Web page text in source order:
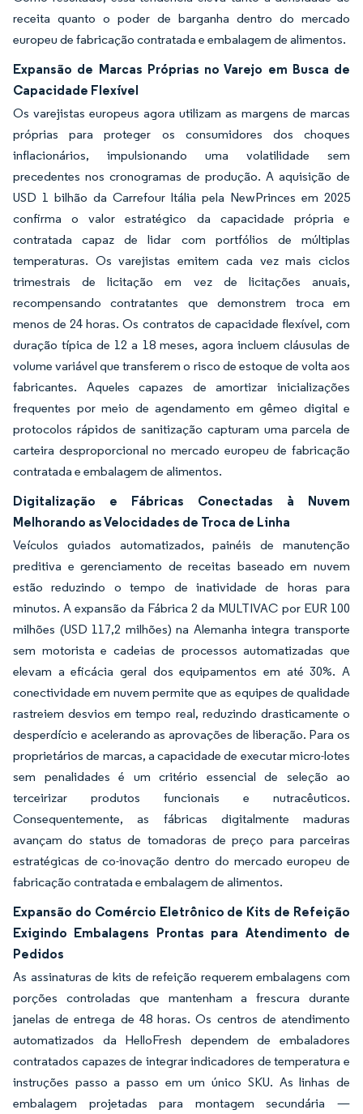
receita quanto o poder de barganha dentro do mercado
europeu de fabricação contratada e embalagem de alimentos.
Expansão de Marcas Próprias no Varejo em Busca de
Capacidade Flexível
Os varejistas europeus agora utilizam as margens de marcas
próprias para proteger os consumidores dos choques
inflacionários, impulsionando uma volatilidade sem
precedentes nos cronogramas de produção. A aquisição de
USD 1 bilhão da Carrefour Itália pela NewPrinces em 2025
confirma o valor estratégico da capacidade própria e
contratada capaz de lidar com portfólios de múltiplas
temperaturas. Os varejistas emitem cada vez mais ciclos
trimestrais de licitação em vez de licitações anuais,
recompensando contratantes que demonstrem troca em
menos de 24 horas. Os contratos de capacidade flexível, com
duração típica de 12 a 18 meses, agora incluem cláusulas de
volume variável que transferem o risco de estoque de volta aos
fabricantes. Aqueles capazes de amortizar inicializações
frequentes por meio de agendamento em gêmeo digital e
protocolos rápidos de sanitização capturam uma parcela de
carteira desproporcional no mercado europeu de fabricação
contratada e embalagem de alimentos.
Digitalização e Fábricas Conectadas à Nuvem
Melhorando as Velocidades de Troca de Linha
Veículos guiados automatizados, painéis de manutenção
preditiva e gerenciamento de receitas baseado em nuvem
estão reduzindo o tempo de inatividade de horas para
minutos. A expansão da Fábrica 2 da MULTIVAC por EUR 100
milhões (USD 117,2 milhões) na Alemanha integra transporte
sem motorista e cadeias de processos automatizadas que
elevam a eficácia geral dos equipamentos em até 30%. A
conectividade em nuvem permite que as equipes de qualidade
rastreiem desvios em tempo real, reduzindo drasticamente o
desperdício e acelerando as aprovações de liberação. Para os
proprietários de marcas, a capacidade de executar micro-lotes
sem penalidades é um critério essencial de seleção ao
terceirizar produtos funcionais e nutracêuticos.
Consequentemente, as fábricas digitalmente maduras
avançam do status de tomadoras de preço para parceiras
estratégicas de co-inovação dentro do mercado europeu de
fabricação contratada e embalagem de alimentos.
Expansão do Comércio Eletrônico de Kits de Refeição
Exigindo Embalagens Prontas para Atendimento de
Pedidos
As assinaturas de kits de refeição requerem embalagens com
porções controladas que mantenham a frescura durante
janelas de entrega de 48 horas. Os centros de atendimento
automatizados da HelloFresh dependem de embaladores
contratados capazes de integrar indicadores de temperatura e
instruções passo a passo em um único SKU. As linhas de
embalagem projetadas para montagem secundária —